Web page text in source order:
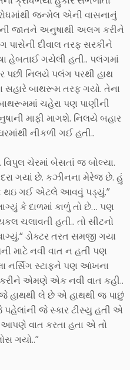
જન્મેલ એની વાસનાનું
જાતને અનુષાથી અલગ કરીને
દીવાલ તરફ સરકીને
હેબતાઈ ગયેલી હતી.. પલંગમાં
પછી નિલયે પલંગ પરથી હાથ
સહારે બાથરૂમ તરફ ગયો. તેના
ચહેરા પણ પાણીની
માફી માગશે. નિલયે બહાર
નીકળી ગઈ હતી..
ચેરમાં બેસતાં જ બોલ્યા.
ગયાં છે. કઝીનના મેરેજ છે. હું
થઇ ગઈ એટલે આવવું પડ્યું.”
કે દાળમાં કાળું તો છે… પણ
ચલાવતી હતી.. તો સીટનો
ડોક્ટર તરત સમજી ગયા
માટે નવી વાત ન હતી પણ
નર્સિંગ સ્ટાફને પણ આંખના
એમણે એક નવી વાત કહી..
હાથથી લે છે એ હાથથી જ પાછું
જે સ્કાર ટીસ્યુ હતી એ
વાત કરતા હતા એ તો
ગયો..”